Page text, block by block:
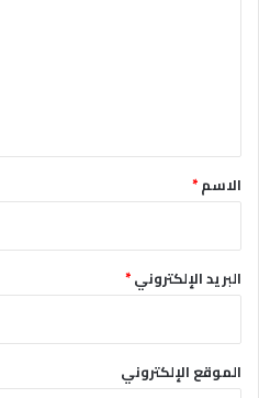
*الاسم*
البريد الإلكتروني*
الموقع الإلكتروني